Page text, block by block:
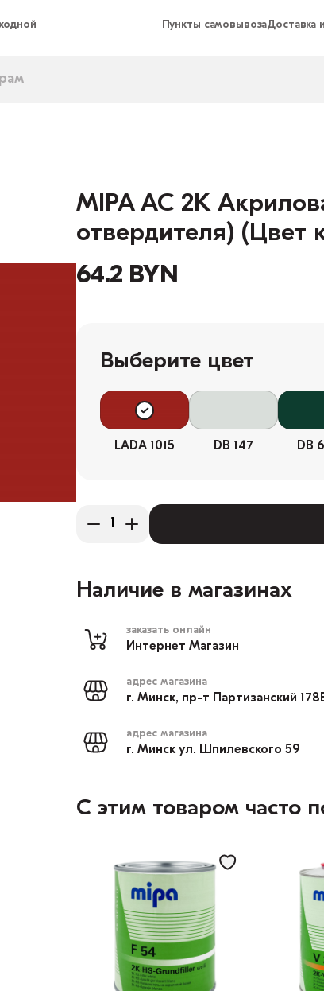
Пункты самовывозаДоставка
MIPA AC 2K
отвердителя) (Цвет
64.2 BYN
Выберите цвет
LADA 1015 DB 147 DB
Наличие в магазинах
заказать онлайн
Интернет Магазин
адрес магазина
г. Минск, пр-т Партизанский
адрес магазина
г. Минск ул. Шпилевского 59
С этим товаром часто